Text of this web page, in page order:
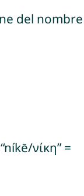
del nombre
νίκη” =